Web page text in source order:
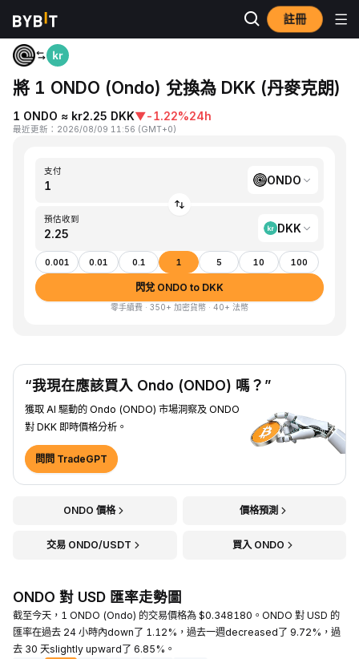
註冊
首頁 ONDO to DKK
將 1 ONDO (Ondo) 兌換為 DKK (丹麥克朗)
1 ONDO ≈ kr2.25 DKK▼-1.22%24h
最近更新 ： 2026/08/09 11:56 (GMT+0)
支付
ONDO
預估收到
DKK
0.001 0.01 0.1 1 5 10 100
閃兌 ONDO to DKK
零手續費 · 350+ 加密貨幣 · 40+ 法幣
“我現在應該買入 Ondo (ONDO) 嗎？”
獲取 AI 驅動的 Ondo (ONDO) 市場洞察及 ONDO
對 DKK 即時價格分析。
問問 TradeGPT
ONDO 價格 價格預測
交易 ONDO/USDT 買入 ONDO
ONDO 對 USD 匯率走勢圖
截至今天，1 ONDO (Ondo) 的交易價格為 $0.348180。ONDO 對 USD 的
匯率在過去 24 小時內down了 1.12%，過去一週decreased了 9.72%，過
去 30 天slightly upward了 6.85%。